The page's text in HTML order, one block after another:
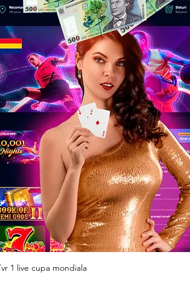
1 live cupa mondiala